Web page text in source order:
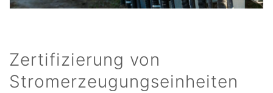
Zertifizierung von
Stromerzeugungseinheiten